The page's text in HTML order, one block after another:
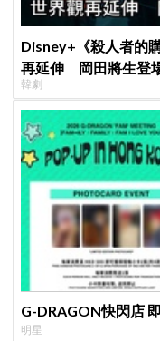
Disney+《殺人者的
再延伸 岡田將生登
韓劇
G-DRAGON快閃店
明星